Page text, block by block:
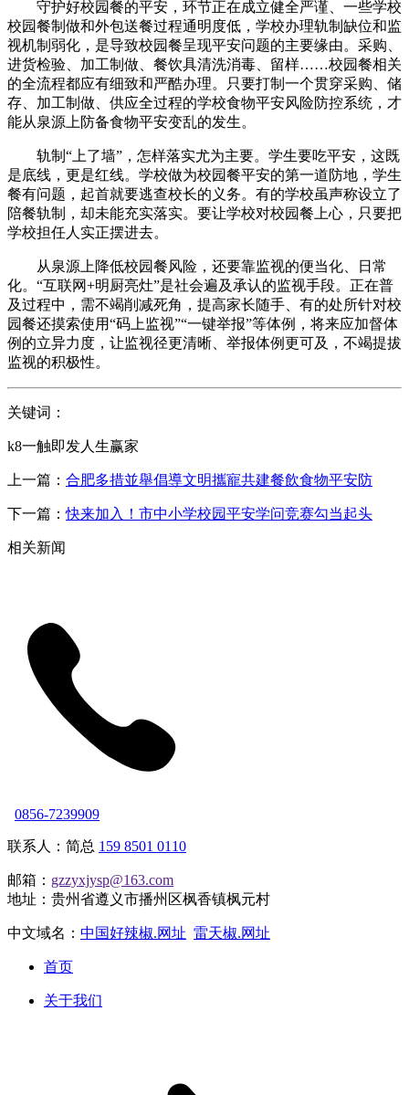
守护好校园餐的平安，环节正在成立健全严谨、一些学校
校园餐制做和外包送餐过程通明度低，学校办理轨制缺位和监
视机制弱化，是导致校园餐呈现平安问题的主要缘由。采购、
进货检验、加工制做、餐饮具清洗消毒、留样……校园餐相关
的全流程都应有细致和严酷办理。只要打制一个贯穿采购、储
存、加工制做、供应全过程的学校食物平安风险防控系统，才
能从泉源上防备食物平安变乱的发生。
轨制“上了墙”，怎样落实尤为主要。学生要吃平安，这既
是底线，更是红线。学校做为校园餐平安的第一道防地，学生
餐有问题，起首就要逃查校长的义务。有的学校虽声称设立了
陪餐轨制，却未能充实落实。要让学校对校园餐上心，只要把
学校担任人实正摆进去。
从泉源上降低校园餐风险，还要靠监视的便当化、日常
化。“互联网+明厨亮灶”是社会遍及承认的监视手段。正在普
及过程中，需不竭削减死角，提高家长随手、有的处所针对校
园餐还摸索使用“码上监视”“一键举报”等体例，将来应加督体
例的立异力度，让监视径更清晰、举报体例更可及，不竭提拔
监视的积极性。
关键词：
k8一触即发人生赢家
上一篇： 合肥多措並舉倡導文明攜寵共建餐飲食物平安防
下一篇：快来加入！市中小学校园平安学问竞赛勾当起头
相关新闻
0856-7239909
联系人：简总 159 8501 0110
邮箱： gzzyxjysp@163.com
地址：贵州省遵义市播州区枫香镇枫元村
中文域名： 中国好辣椒.网址 雷天椒.网址
首页
关于我们